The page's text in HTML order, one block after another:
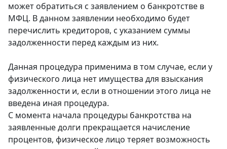
может обратиться с заявлением о банкротстве в
МФЦ. В данном заявлении необходимо будет
перечислить кредиторов, с указанием суммы
задолженности перед каждым из них.
Данная процедура применима в том случае, если у
физического лица нет имущества для взыскания
задолженности и, если в отношении этого лица не
введена иная процедура.
С момента начала процедуры банкротства на
заявленные долги прекращается начисление
процентов, физическое лицо теряет возможность